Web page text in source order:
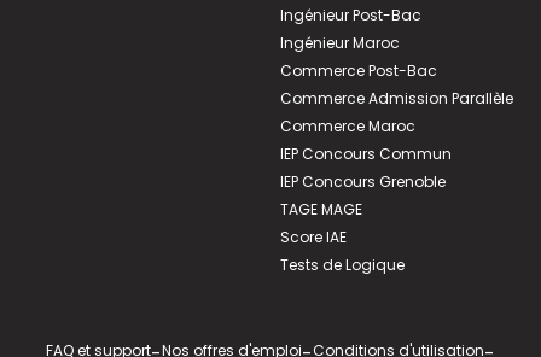
Ingénieur Post-Bac
Ingénieur Maroc
Commerce Post-Bac
Commerce Admission Parallèle
Commerce Maroc
IEP Concours Commun
IEP Concours Grenoble
TAGE MAGE
Score IAE
Tests de Logique
FAQ et support Nos offres d'emploi Conditions d'utilisation